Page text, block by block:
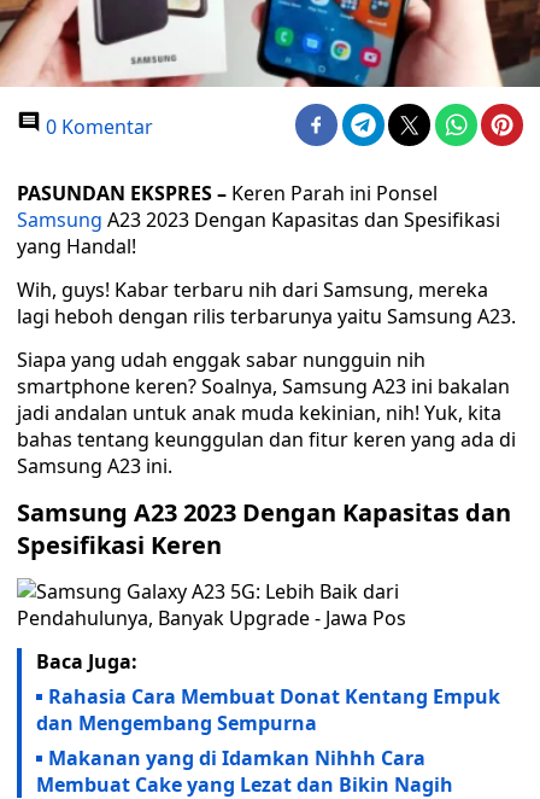
0 Komentar
PASUNDAN EKSPRES – Keren Parah ini Ponsel
Samsung A23 2023 Dengan Kapasitas dan Spesifikasi
yang Handal!
Wih, guys! Kabar terbaru nih dari Samsung, mereka
lagi heboh dengan rilis terbarunya yaitu Samsung A23.
Siapa yang udah enggak sabar nungguin nih
smartphone keren? Soalnya, Samsung A23 ini bakalan
jadi andalan untuk anak muda kekinian, nih! Yuk, kita
bahas tentang keunggulan dan fitur keren yang ada di
Samsung A23 ini.
Samsung A23 2023 Dengan Kapasitas dan
Spesifikasi Keren
Baca Juga:
Rahasia Cara Membuat Donat Kentang Empuk
dan Mengembang Sempurna
Makanan yang di Idamkan Nihhh Cara
Membuat Cake yang Lezat dan Bikin Nagih